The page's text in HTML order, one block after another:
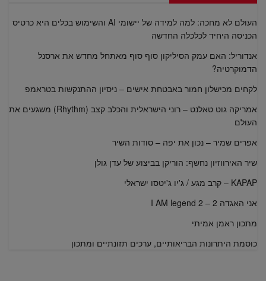
העולם לא מחכה: למה למידה של יישומי AI והשימוש בכלים היא כרטיס
הכניסה היחיד לכלכלה החדשה
אנדוריל: האם עמק הסיליקון סוף סוף מאתחל מחדש את ארסנל
הדמוקרטיה?
לקחים מכישלון חמור באבטחת אישים – ניסיון ההתנקשות בטראמפ
אמריקה גוט טאלנט – רוני הישראלית והכלב קצב (Rhythm) משגעים את
העולם
אפרים שמיר – נכון את יפה – סודות השיר
שיר האירווזיון נחשף: הוריקן בביצוע של עדן גולן
KAPAP – קרב מגע / ג'יו ג'יטסו ישראלי
אני האגדה 2 – I AM legend 2
מתכון ראמן אמיתי
כוסמת היתרונות הבריאותיים, ערכים תזונתיים ומתכון